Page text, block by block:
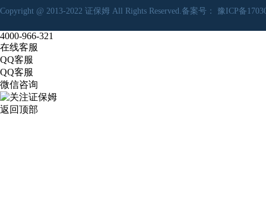
Copyright @ 2013-2022 证保姆 All Rights Reserved.备案号： 豫ICP备
4000-966-321
在线客服
QQ客服
QQ客服
微信咨询
返回顶部